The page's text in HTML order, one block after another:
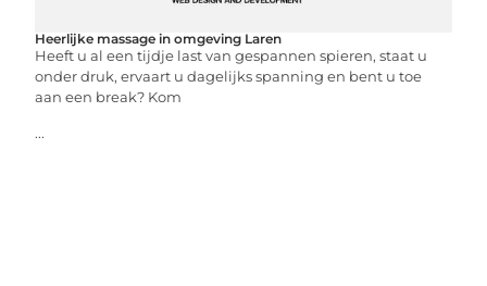
Heerlijke massage in omgeving Laren
Heeft u al een tijdje last van gespannen spieren, staat u
onder druk, ervaart u dagelijks spanning en bent u toe
aan een break? Kom
...